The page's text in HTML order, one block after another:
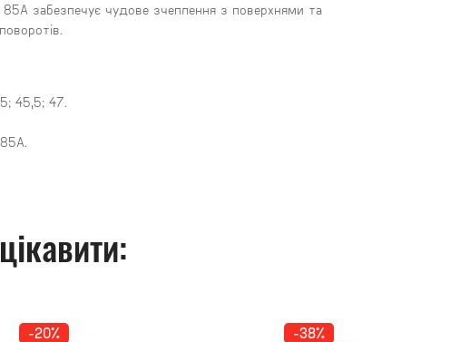
85А забезпечує чудове зчеплення з поверхнями та
45,5; 47.
-20% -38%